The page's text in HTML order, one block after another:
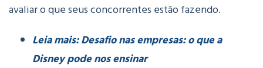
avaliar o que seus concorrentes estão fazendo.
Leia mais: Desafio nas empresas: o que a
Disney pode nos ensinar